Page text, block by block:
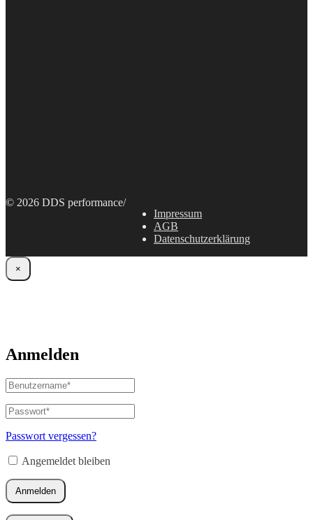
© 2026 DDS performance/
Impressum
AGB
Datenschutzerklärung
×
Anmelden
Benutzername
oder
E-
Mail-
Adresse*
Passwort*
Erforderlich
Passwort vergessen?
Angemeldet bleiben
Anmelden